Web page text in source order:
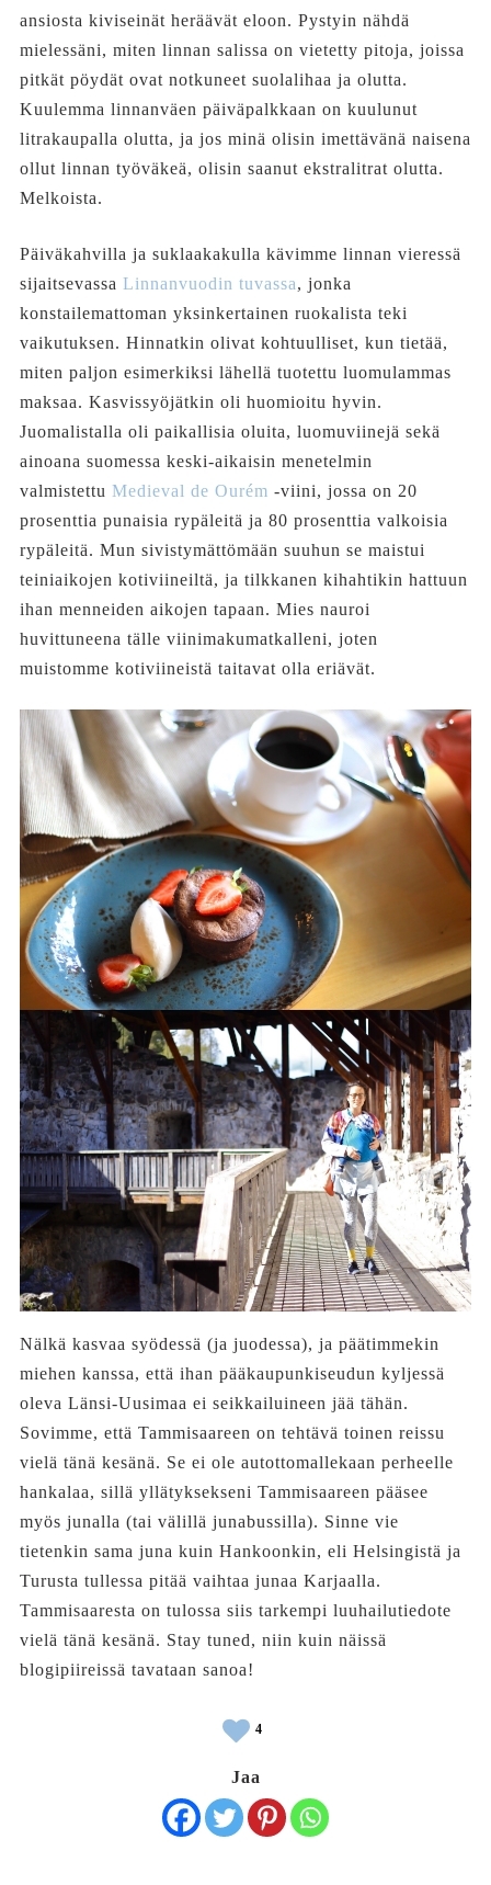
ansiosta kiviseinät heräävät eloon. Pystyin nähdä
mielessäni, miten linnan salissa on vietetty pitoja, joissa
pitkät pöydät ovat notkuneet suolalihaa ja olutta.
Kuulemma linnanväen päiväpalkkaan on kuulunut
litrakaupalla olutta, ja jos minä olisin imettävänä naisena
ollut linnan työväkeä, olisin saanut ekstralitrat olutta.
Melkoista.
Päiväkahvilla ja suklaakakulla kävimme linnan vieressä
sijaitsevassa Linnanvuodin tuvassa, jonka
konstailemattoman yksinkertainen ruokalista teki
vaikutuksen. Hinnatkin olivat kohtuulliset, kun tietää,
miten paljon esimerkiksi lähellä tuotettu luomulammas
maksaa. Kasvissyöjätkin oli huomioitu hyvin.
Juomalistalla oli paikallisia oluita, luomuviinejä sekä
ainoana suomessa keski-aikaisin menetelmin
valmistettu Medieval de Ourém -viini, jossa on 20
prosenttia punaisia rypäleitä ja 80 prosenttia valkoisia
rypäleitä. Mun sivistymättömään suuhun se maistui
teiniaikojen kotiviineiltä, ja tilkkanen kihahtikin hattuun
ihan menneiden aikojen tapaan. Mies nauroi
huvittuneena tälle viinimakumatkalleni, joten
muistomme kotiviineistä taitavat olla eriävät.
Nälkä kasvaa syödessä (ja juodessa), ja päätimmekin
miehen kanssa, että ihan pääkaupunkiseudun kyljessä
oleva Länsi-Uusimaa ei seikkailuineen jää tähän.
Sovimme, että Tammisaareen on tehtävä toinen reissu
vielä tänä kesänä. Se ei ole autottomallekaan perheelle
hankalaa, sillä yllätyksekseni Tammisaareen pääsee
myös junalla (tai välillä junabussilla). Sinne vie
tietenkin sama juna kuin Hankoonkin, eli Helsingistä ja
Turusta tullessa pitää vaihtaa junaa Karjaalla.
Tammisaaresta on tulossa siis tarkempi luuhailutiedote
vielä tänä kesänä. Stay tuned, niin kuin näissä
blogipiireissä tavataan sanoa!
4
Jaa